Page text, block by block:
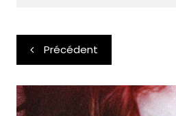
Navigation
de
l’article
Précédent